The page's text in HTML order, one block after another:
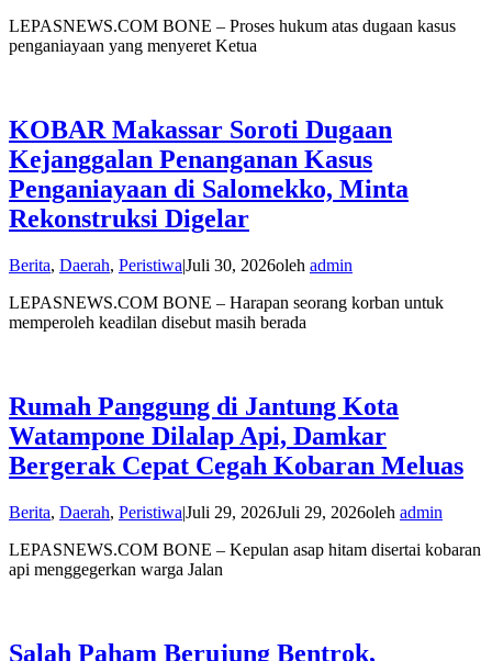
LEPASNEWS.COM BONE – Proses hukum atas dugaan kasus
penganiayaan yang menyeret Ketua
KOBAR Makassar Soroti Dugaan
Kejanggalan Penanganan Kasus
Penganiayaan di Salomekko, Minta
Rekonstruksi Digelar
Berita, Daerah, Peristiwa|Juli 30, 2026oleh admin
LEPASNEWS.COM BONE – Harapan seorang korban untuk
memperoleh keadilan disebut masih berada
Rumah Panggung di Jantung Kota
Watampone Dilalap Api, Damkar
Bergerak Cepat Cegah Kobaran Meluas
Berita, Daerah, Peristiwa|Juli 29, 2026Juli 29, 2026oleh admin
LEPASNEWS.COM BONE – Kepulan asap hitam disertai kobaran
api menggegerkan warga Jalan
Salah Paham Berujung Bentrok,